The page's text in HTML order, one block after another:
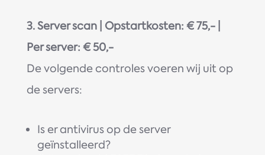
3. Server scan | Opstartkosten: € 75,- |
Per server: € 50,-
De volgende controles voeren wij uit op
de servers:
Is er antivirus op de server
geïnstalleerd?